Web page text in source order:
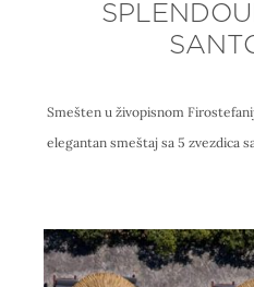
Smešten u živopisnom
elegantan smeštaj sa 5 zvezdica